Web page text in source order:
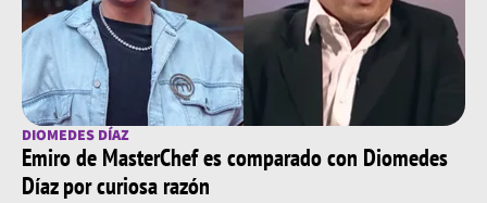
DIOMEDES DÍAZ
Emiro de MasterChef es comparado con Diomedes
Díaz por curiosa razón